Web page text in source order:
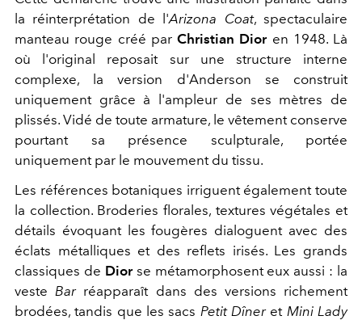
la réinterprétation de l'Arizona Coat, spectaculaire
manteau rouge créé par Christian Dioren 1948. Là
où l'original reposait sur une structure interne
complexe, la version d'Anderson se construit
uniquement grâce à l'ampleur de ses mètres de
plissés. Vidé de toute armature, le vêtement conserve
pourtant sa présence sculpturale, portée
uniquement par le mouvement du tissu.
Les références botaniques irriguent également toute
la collection. Broderies florales, textures végétales et
détails évoquant les fougères dialoguent avec des
éclats métalliques et des reflets irisés. Les grands
classiques de Diorse métamorphosent eux aussi : la
veste Barréapparaît dans des versions richement
brodées, tandis que les sacs Petit Dîner et Mini Lady